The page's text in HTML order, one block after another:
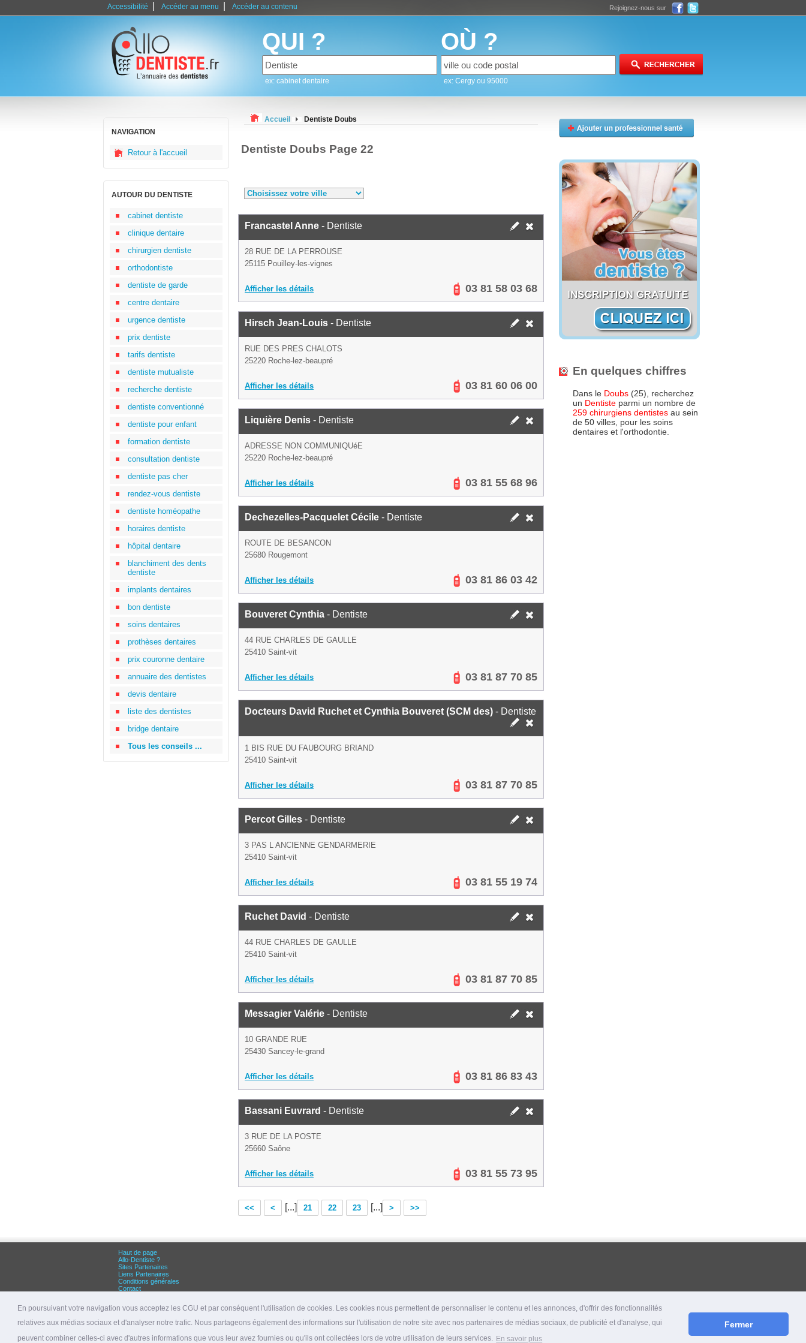
En poursuivant votre navigation vous acceptez les CGU et par conséquent l'utilisation de cookies. Les cookies nous permettent de personnaliser le contenu et les annonces, d'offrir des fonctionnalités
relatives aux médias sociaux et d'analyser notre trafic. Nous partageons également des informations sur l'utilisation de notre site avec nos partenaires de médias sociaux, de publicité et d'analyse, qui
peuvent combiner celles-ci avec d'autres informations que vous leur avez fournies ou qu'ils ont collectées lors de votre utilisation de leurs services. En savoir plus
Fermer
Accessibilité Accéder au menu Accéder au contenu Rejoignez-nous sur
QUI ?
ex: cabinet dentaire
OÙ ?
ex: Cergy ou 95000
NAVIGATION
Retour à l'accueil
AUTOUR DU DENTISTE
cabinet dentiste
clinique dentaire
chirurgien dentiste
orthodontiste
dentiste de garde
centre dentaire
urgence dentiste
prix dentiste
tarifs dentiste
dentiste mutualiste
recherche dentiste
dentiste conventionné
dentiste pour enfant
formation dentiste
consultation dentiste
dentiste pas cher
rendez-vous dentiste
dentiste homéopathe
horaires dentiste
hôpital dentaire
blanchiment des dents
dentiste
implants dentaires
bon dentiste
soins dentaires
prothèses dentaires
prix couronne dentaire
annuaire des dentistes
devis dentaire
liste des dentistes
bridge dentaire
Tous les conseils ...
Accueil Dentiste Doubs
Dentiste Doubs Page 22
Francastel Anne - Dentiste
28 RUE DE LA PERROUSE
25115 Pouilley-les-vignes
Afficher les détails 03 81 58 03 68
Hirsch Jean-Louis - Dentiste
RUE DES PRES CHALOTS
25220 Roche-lez-beaupré
Afficher les détails 03 81 60 06 00
Liquière Denis - Dentiste
ADRESSE NON COMMUNIQUéE
25220 Roche-lez-beaupré
Afficher les détails 03 81 55 68 96
Dechezelles-Pacquelet Cécile - Dentiste
ROUTE DE BESANCON
25680 Rougemont
Afficher les détails 03 81 86 03 42
Bouveret Cynthia - Dentiste
44 RUE CHARLES DE GAULLE
25410 Saint-vit
Afficher les détails 03 81 87 70 85
Docteurs David Ruchet et Cynthia Bouveret (SCM des) - Dentiste
1 BIS RUE DU FAUBOURG BRIAND
25410 Saint-vit
Afficher les détails 03 81 87 70 85
Percot Gilles - Dentiste
3 PAS L ANCIENNE GENDARMERIE
25410 Saint-vit
Afficher les détails 03 81 55 19 74
Ruchet David - Dentiste
44 RUE CHARLES DE GAULLE
25410 Saint-vit
Afficher les détails 03 81 87 70 85
Messagier Valérie - Dentiste
10 GRANDE RUE
25430 Sancey-le-grand
Afficher les détails 03 81 86 83 43
Bassani Euvrard - Dentiste
3 RUE DE LA POSTE
25660 Saône
Afficher les détails 03 81 55 73 95
<< < [...] 21 22 23 [...] > >>
En quelques chiffres
Dans le Doubs (25), recherchez
un Dentiste parmi un nombre de
259 chirurgiens dentistes au sein
de 50 villes, pour les soins
dentaires et l'orthodontie.
Haut de page
Allo-Dentiste ?
Sites Partenaires
Liens Partenaires
Conditions générales
Contact
Dentiste Lyon